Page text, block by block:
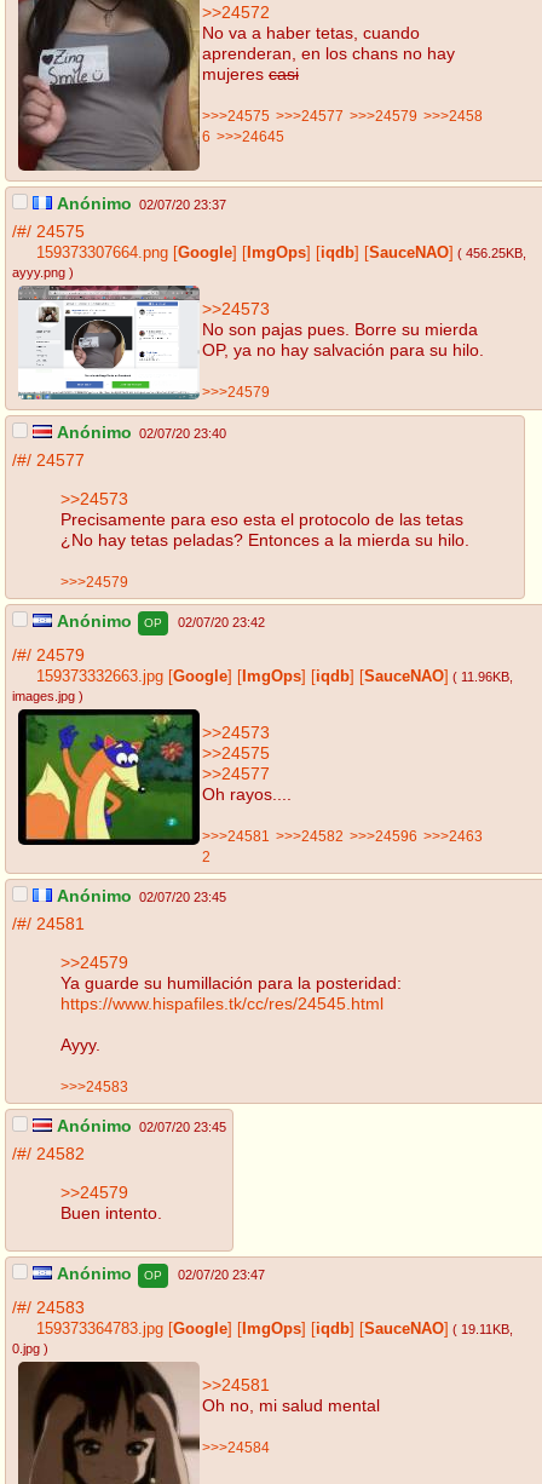
>>24572
No va a haber tetas, cuando
aprenderan, en los chans no hay
mujeres casi
>>>24575 >>>24577 >>>24579 >>>2458
6 >>>24645
Anónimo 02/07/20 23:37
/#/ 24575
159373307664.png Google ImgOps iqdb SauceNAO ( 456.25KB
ayyy.png )
>>24573
No son pajas pues. Borre su mierda
OP, ya no hay salvación para su hilo.
>>>24579
Anónimo 02/07/20 23:40
/#/ 24577
>>24573
Precisamente para eso esta el protocolo de las tetas
¿No hay tetas peladas? Entonces a la mierda su hilo.
>>>24579
Anónimo OP 02/07/20 23:42
/#/ 24579
159373332663.jpg Google ImgOps iqdb SauceNAO ( 11.96KB
images.jpg )
>>24573
>>24575
>>24577
Oh rayos....
>>>24581 >>>24582 >>>24596 >>>2463
2
Anónimo 02/07/20 23:45
/#/ 24581
>>24579
Ya guarde su humillación para la posteridad:
https://www.hispafiles.tk/cc/res/24545.html
Ayyy.
>>>24583
Anónimo 02/07/20 23:45
/#/ 24582
>>24579
Buen intento.
Anónimo OP 02/07/20 23:47
/#/ 24583
159373364783.jpg Google ImgOps iqdb SauceNAO ( 19.11KB
0.jpg )
>>24581
Oh no, mi salud mental
>>>24584